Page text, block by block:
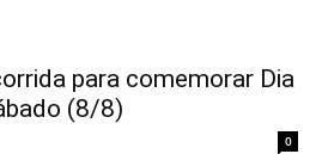
para comemorar Dia
(8/8)
0